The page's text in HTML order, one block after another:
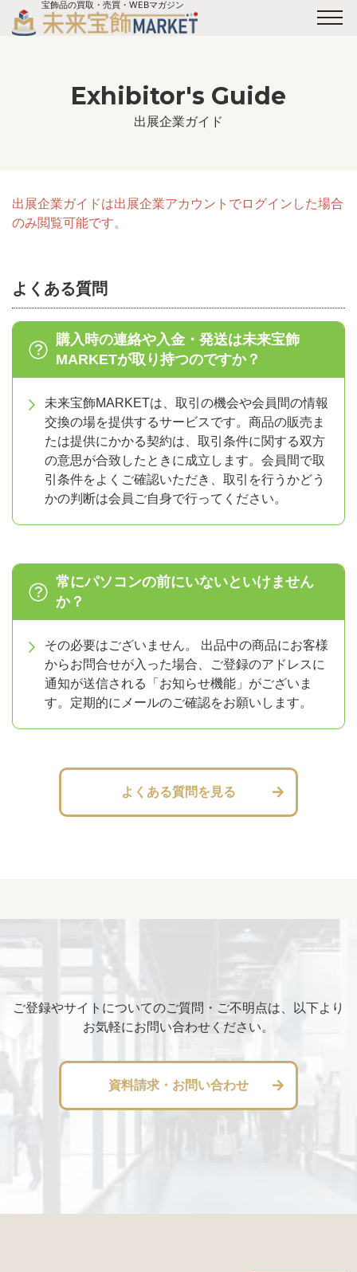
宝飾品の買取・売買・WEBマガジン
未来宝飾マガジン
運営会社
お問い合わせ
サイトマップ
Exhibitor's Guide
出展企業ガイド
出展企業ガイドは出展企業アカウントでログインした場合
のみ閲覧可能です。
よくある質問
購入時の連絡や入金・発送は未来宝飾
MARKETが取り持つのですか？
未来宝飾MARKETは、取引の機会や会員間の情報
交換の場を提供するサービスです。商品の販売ま
たは提供にかかる契約は、取引条件に関する双方
の意思が合致したときに成立します。会員間で取
引条件をよくご確認いただき、取引を行うかどう
かの判断は会員ご自身で行ってください。
常にパソコンの前にいないといけません
か？
その必要はございません。 出品中の商品にお客様
からお問合せが入った場合、ご登録のアドレスに
通知が送信される「お知らせ機能」がございま
す。定期的にメールのご確認をお願いします。
よくある質問を見る
ご登録やサイトについてのご質問・ご不明点は、以下より
お気軽にお問い合わせください。
資料請求・お問い合わせ